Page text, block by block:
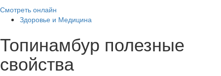
Смотреть онлайн
Здоровье и Медицина
Топинамбур полезные
свойства